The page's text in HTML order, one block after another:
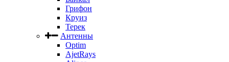
Грифон
Круиз
Терек
Антенны
Optim
AjetRays